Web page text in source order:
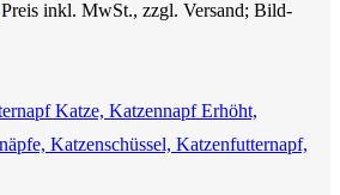
Preis inkl. MwSt., zzgl. Versand; Bild-